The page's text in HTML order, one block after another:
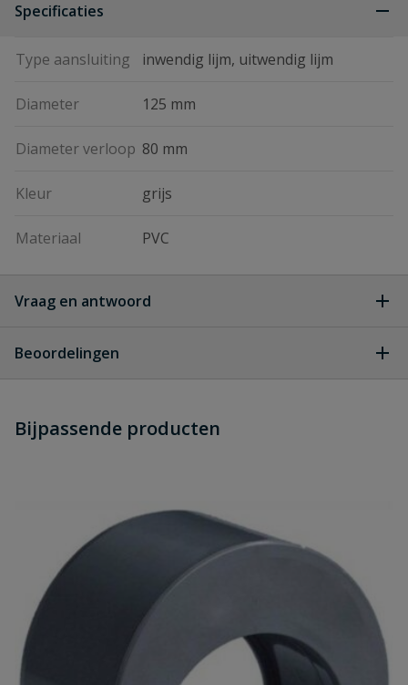
Specificaties
Type aansluiting inwendig lijm, uitwendig lijm
Diameter 125 mm
Diameter verloop 80 mm
Kleur grijs
Materiaal PVC
Vraag en antwoord
dit product?
Beoordelingen
Schrijf zelf een beoordeling
Uw waardering:
Bijpassende producten